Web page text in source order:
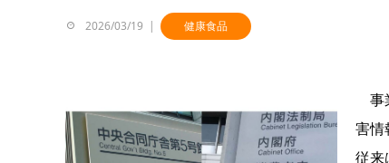
2026/03/19 健康食品
事
害情
従来